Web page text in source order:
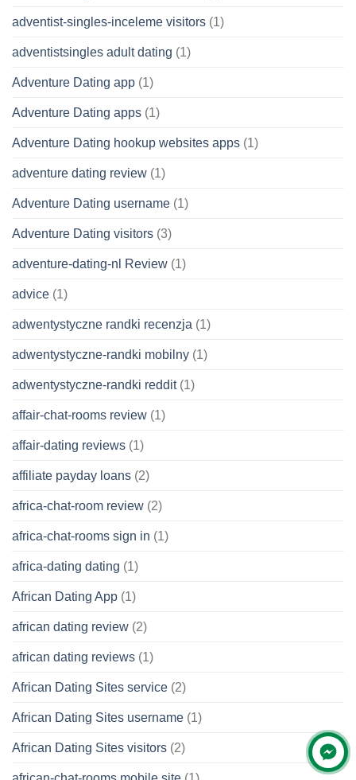
adventist-singles-inceleme visitors (1)
adventistsingles adult dating (1)
Adventure Dating app (1)
Adventure Dating apps (1)
Adventure Dating hookup websites apps (1)
adventure dating review (1)
Adventure Dating username (1)
Adventure Dating visitors (3)
adventure-dating-nl Review (1)
advice (1)
adwentystyczne randki recenzja (1)
adwentystyczne-randki mobilny (1)
adwentystyczne-randki reddit(1)
affair-chat-rooms review (1)
affair-dating reviews (1)
affiliate payday loans (2)
africa-chat-room review (2)
africa-chat-rooms sign in (1)
africa-dating dating (1)
African Dating App (1)
african dating review (2)
african dating reviews (1)
African Dating Sites service (2)
African Dating Sites username (1)
African Dating Sites visitors (2)